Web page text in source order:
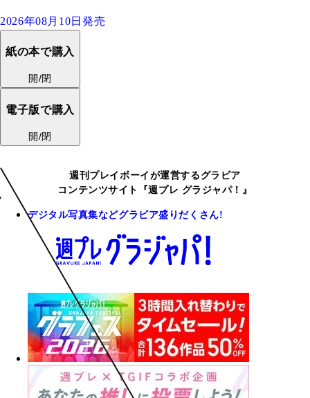
2026年08月10日発売
紙の本で購入
開/閉
電子版で購入
開/閉
週刊プレイボーイが運営するグラビア
コンテンツサイト『週プレ グラジャパ！』
デジタル写真集などグラビア盛りだくさん!